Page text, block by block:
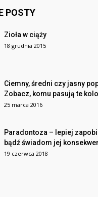
POSTY
Zioła w ciąży
18 grudnia 2015
Ciemny, średni czy jasny
Zobacz, komu pasują te
25 marca 2016
Paradontoza – lepiej
bądź świadom jej
19 czerwca 2018